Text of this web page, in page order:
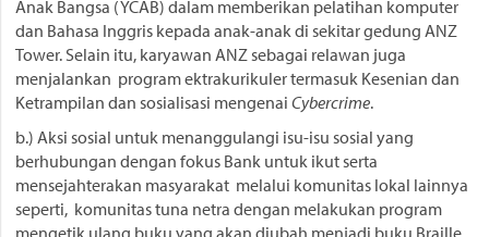
Anak Bangsa (YCAB) dalam memberikan pelatihan komputer
dan Bahasa Inggris kepada anak-anak di sekitar gedung ANZ
Tower. Selain itu, karyawan ANZ sebagai relawan juga
menjalankan program ektrakurikuler termasuk Kesenian dan
Ketrampilan dan sosialisasi mengenai Cybercrime.
b.) Aksi sosial untuk menanggulangi isu-isu sosial yang
berhubungan dengan fokus Bank untuk ikut serta
mensejahterakan masyarakat melalui komunitas lokal lainnya
seperti, komunitas tuna netra dengan melakukan program
mengetik ulang buku yang akan diubah menjadi buku Braille